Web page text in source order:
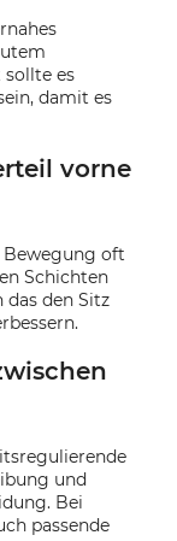
es
damit es
vorne
Bewegung oft
Schichten
den Sitz
und
Bei
passende